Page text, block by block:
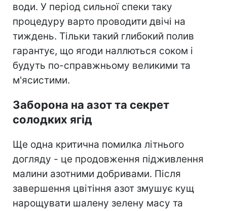
води. У період сильної спеки таку
процедуру варто проводити двічі на
тиждень. Тільки такий глибокий полив
гарантує, що ягоди наллються соком і
будуть по-справжньому великими та
м'ясистими.
Заборона на азот та секрет
солодких ягід
Ще одна критична помилка літнього
догляду - це продовження підживлення
малини азотними добривами. Після
завершення цвітіння азот змушує кущ
нарощувати шалену зелену масу та